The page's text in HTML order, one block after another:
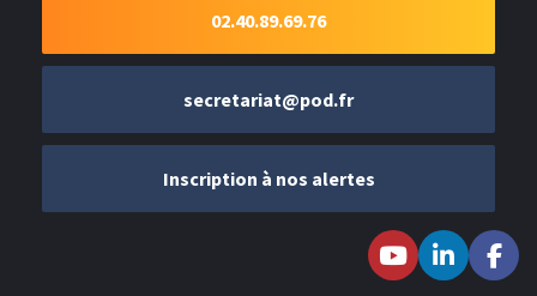
02.40.89.69.76
secretariat@pod.fr
Inscription à nos alertes